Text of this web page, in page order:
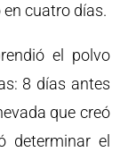
cuatro días.
el polvo
8 días antes
que creó
determinar el